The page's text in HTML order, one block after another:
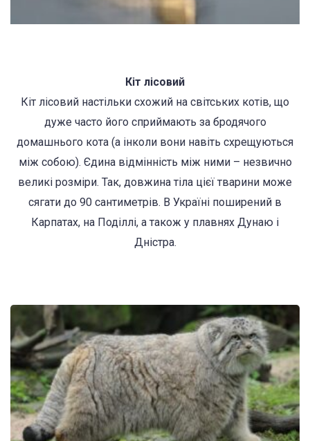
Кіт лісовий
Кіт лісовий настільки схожий на світських котів, що
дуже часто його сприймають за бродячого
домашнього кота (а інколи вони навіть схрещуються
між собою). Єдина відмінність між ними – незвично
великі розміри. Так, довжина тіла цієї тварини може
сягати до 90 сантиметрів. В Україні поширений в
Карпатах, на Поділлі, а також у плавнях Дунаю і
Дністра.